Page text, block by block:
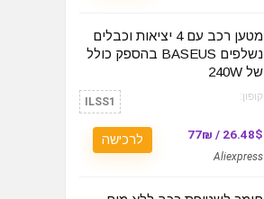
מטען רכב עם 4 יציאות וכבלים
נשלפים BASEUS בהספק כולל
של 240W
קופון: ILSS1
26.48$ / 77₪
Aliexpress
לרכישה